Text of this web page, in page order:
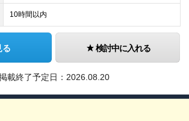
10時間以内
る 検討中に入れる
載終了予定日： 2026.08.20